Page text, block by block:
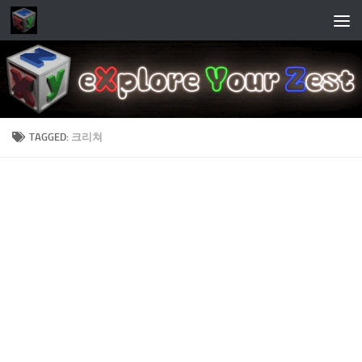
Skip to content
TAGGED: 크리쳐